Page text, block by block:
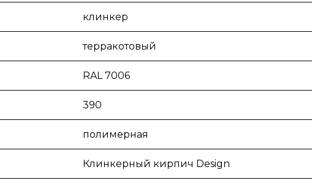
клинкер
терракотовый
RAL 7006
390
полимерная
Клинкерный кирпич Design